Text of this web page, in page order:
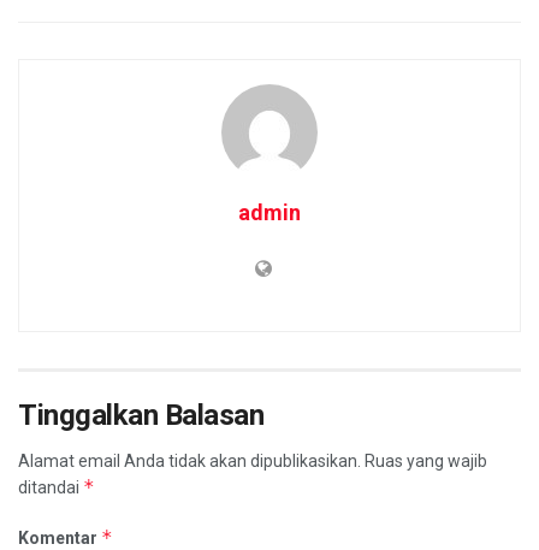
admin
Tinggalkan Balasan
Alamat email Anda tidak akan dipublikasikan. Ruas yang wajib
ditandai *
Komentar *